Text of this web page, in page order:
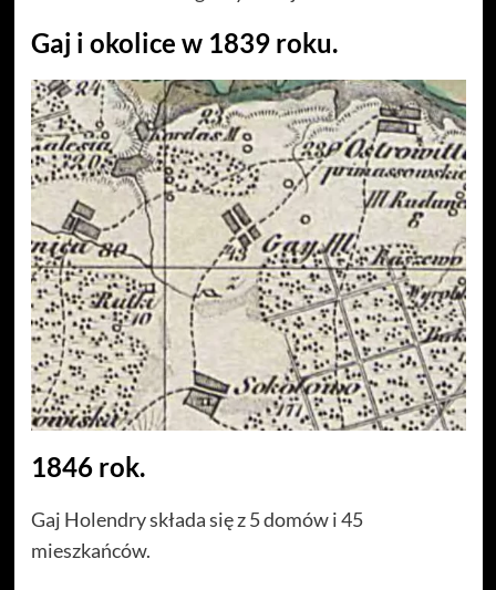
Gaj i okolice w 1839 roku.
1846 rok.
Gaj Holendry składa się z 5 domów i 45
mieszkańców.